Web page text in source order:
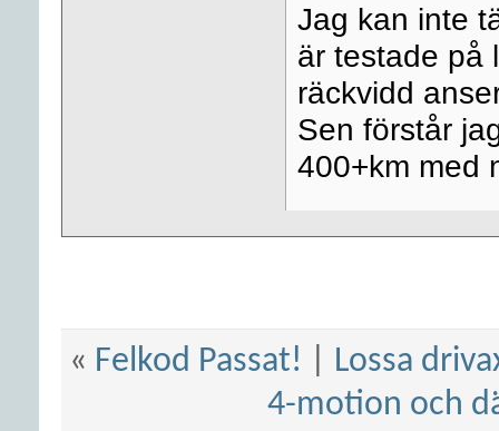
Jag kan inte
är testade på
räckvidd
Sen förstår
400+km med
« Felkod Passat!
Lossa
4-motion och